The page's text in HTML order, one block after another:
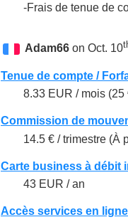
-Frais de tenue de
Adam66 on Oct. 10
Tenue de compte /
8.33 EUR / mois (25
Commission de
14.5 € / trimestre (À
Carte business à débit
43 EUR / an
Accès services en